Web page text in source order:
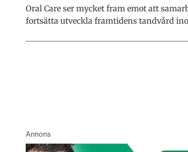
Oral Care ser mycket fram emot att
fortsätta utveckla framtidens tandvård